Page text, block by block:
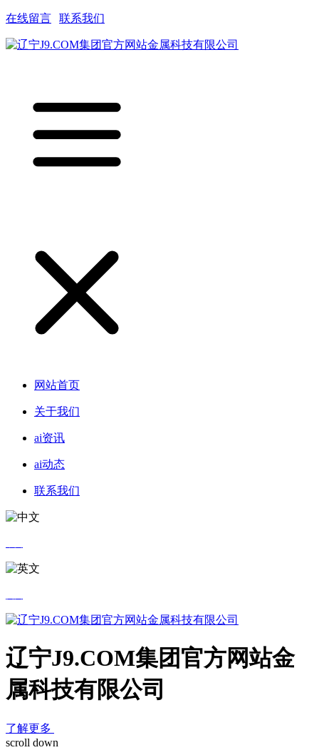
在线留言 联系我们
网站首页
关于我们
ai资讯
ai动态
联系我们
辽宁J9.COM集团官方网站金
属科技有限公司
了解更多
scroll down